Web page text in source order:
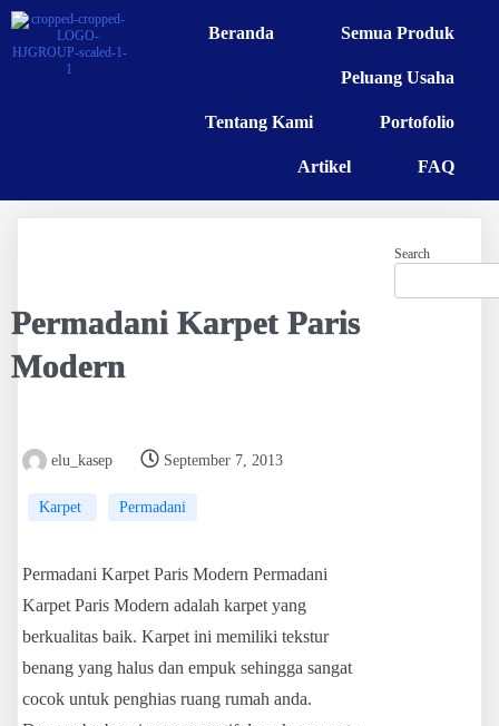
Beranda Semua Produk
Peluang Usaha
Tentang Kami Portofolio
Artikel FAQ
Permadani Karpet Paris
Modern
elu_kasep September 7, 2013
Karpet Permadani
Permadani Karpet Paris Modern Permadani
Karpet Paris Modern adalah karpet yang
berkualitas baik. Karpet ini memiliki tekstur
benang yang halus dan empuk sehingga sangat
cocok untuk penghias ruang rumah anda.
Search